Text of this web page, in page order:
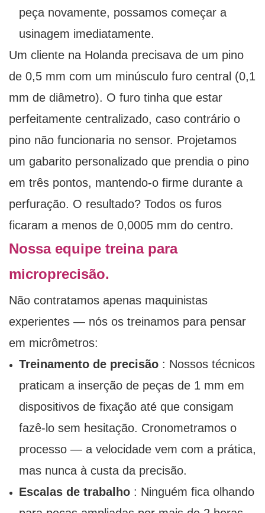
peça novamente, possamos começar a
usinagem imediatamente.
Um cliente na Holanda precisava de um pino
de 0,5 mm com um minúsculo furo central (0,1
mm de diâmetro). O furo tinha que estar
perfeitamente centralizado, caso contrário o
pino não funcionaria no sensor. Projetamos
um gabarito personalizado que prendia o pino
em três pontos, mantendo-o firme durante a
perfuração. O resultado? Todos os furos
ficaram a menos de 0,0005 mm do centro.
Nossa equipe treina para
microprecisão.
Não contratamos apenas maquinistas
experientes — nós os treinamos para pensar
em micrômetros:
Treinamento de precisão: Nossos técnicos
praticam a inserção de peças de 1 mm em
dispositivos de fixação até que consigam
fazê-lo sem hesitação. Cronometramos o
processo — a velocidade vem com a prática,
mas nunca à custa da precisão.
Escalas de trabalho: Ninguém fica olhando